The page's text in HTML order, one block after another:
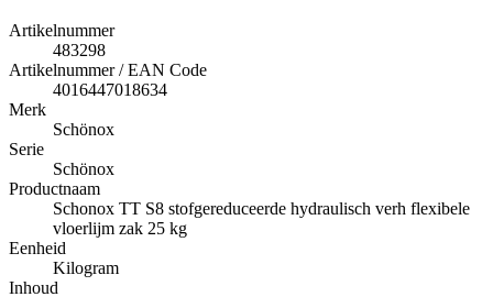
Artikelnummer
483298
Artikelnummer / EAN Code
4016447018634
Merk
Schönox
Serie
Schönox
Productnaam
Schonox TT S8 stofgereduceerde hydraulisch verh flexibele
vloerlijm zak 25 kg
Eenheid
Kilogram
Inhoud